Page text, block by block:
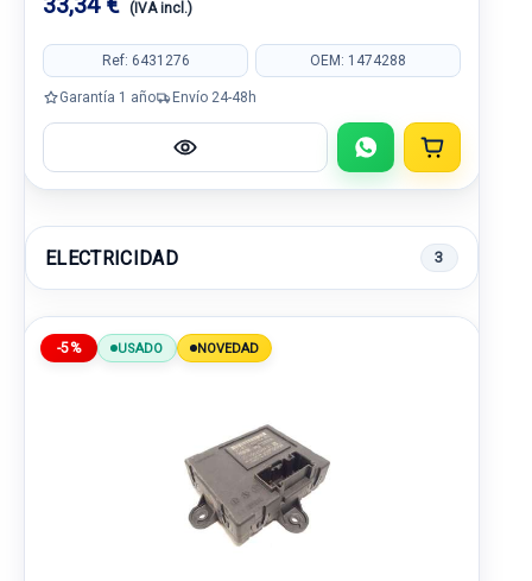
(IVA incl.)
Ref: 6431276 OEM: 1474288
Garantía 1 año Envío 24-48h
ELECTRICIDAD 3
-5% USADO NOVEDAD